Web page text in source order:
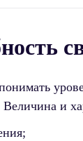
и